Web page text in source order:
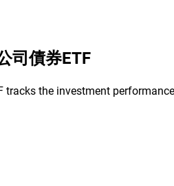
司債券ETF
tracks the investment